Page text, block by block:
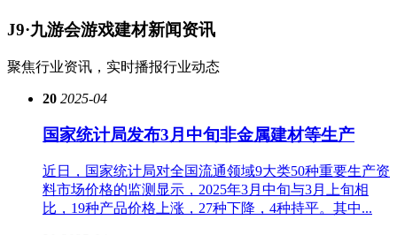
J9·九游会游戏建材新闻资讯
聚焦行业资讯，实时播报行业动态
20 2025-04
国家统计局发布3月中旬非金属建材等生产
近日，国家统计局对全国流通领域9大类50种重要生产资
料市场价格的监测显示，2025年3月中旬与3月上旬相
比，19种产品价格上涨，27种下降，4种持平。其中...